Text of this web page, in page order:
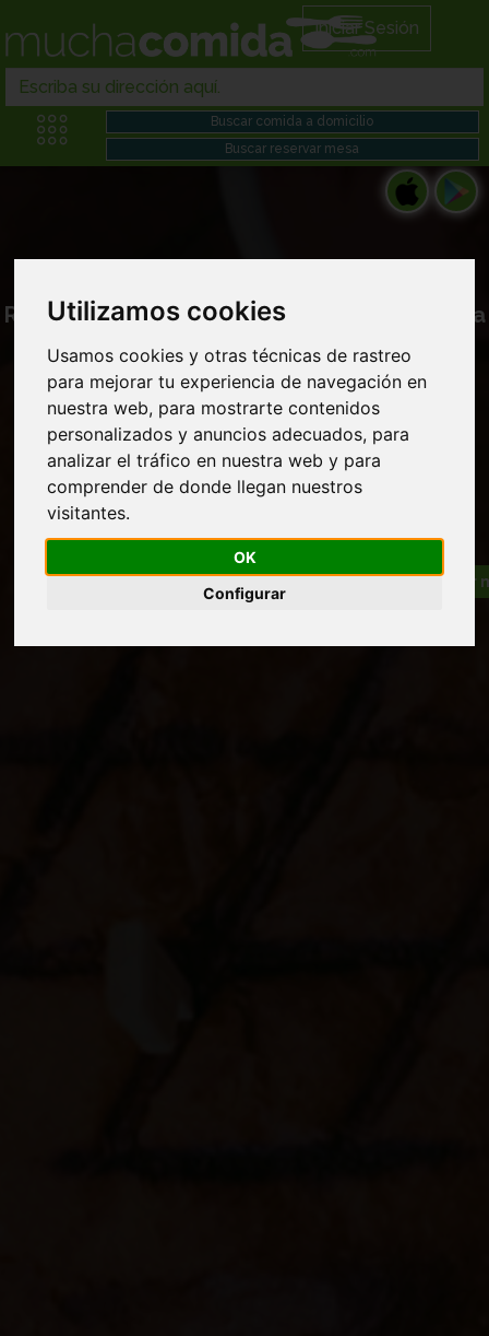
Utilizamos cookies
Usamos cookies y otras técnicas de rastreo
para mejorar tu experiencia de navegación en
nuestra web, para mostrarte contenidos
personalizados y anuncios adecuados, para
analizar el tráfico en nuestra web y para
comprender de donde llegan nuestros
visitantes.
OK
Configurar
Iniciar Sesión
Restaurantes en Comida italiana y americana
cerca de mi